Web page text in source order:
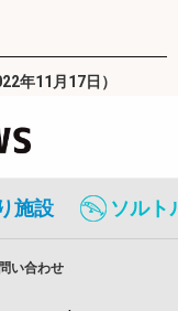
年11月17日）
施設 ソルト
い合わせ